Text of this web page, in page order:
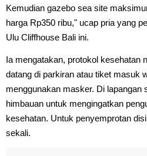
Kemudian gazebo sea site
harga Rp350 ribu," ucap pria yang
Ulu Cliffhouse Bali ini.
Ia mengatakan, protokol kesehatan
datang di parkiran atau tiket masuk
menggunakan masker. Di lapangan
himbauan untuk mengingatkan
kesehatan. Untuk penyemprotan
sekali.